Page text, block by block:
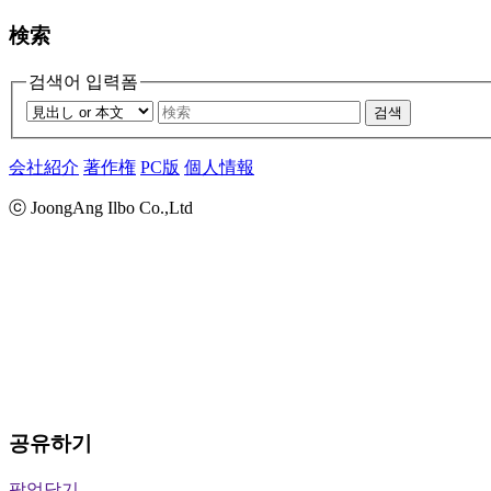
検索
검색어 입력폼
검색
会社紹介 著作権 PC版 個人情報
ⓒ JoongAng Ilbo Co.,Ltd
공유하기